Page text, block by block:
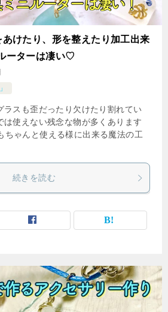
けたり、形を整えたり加工出来
ーターは凄い♡
ラスも歪だったり欠けたり割れてい
は使えない残念な物が多くあります
ちゃんと使える様に出来る魔法の工
続きを読む